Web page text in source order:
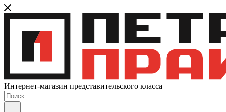
Интернет-магазин представительского класса